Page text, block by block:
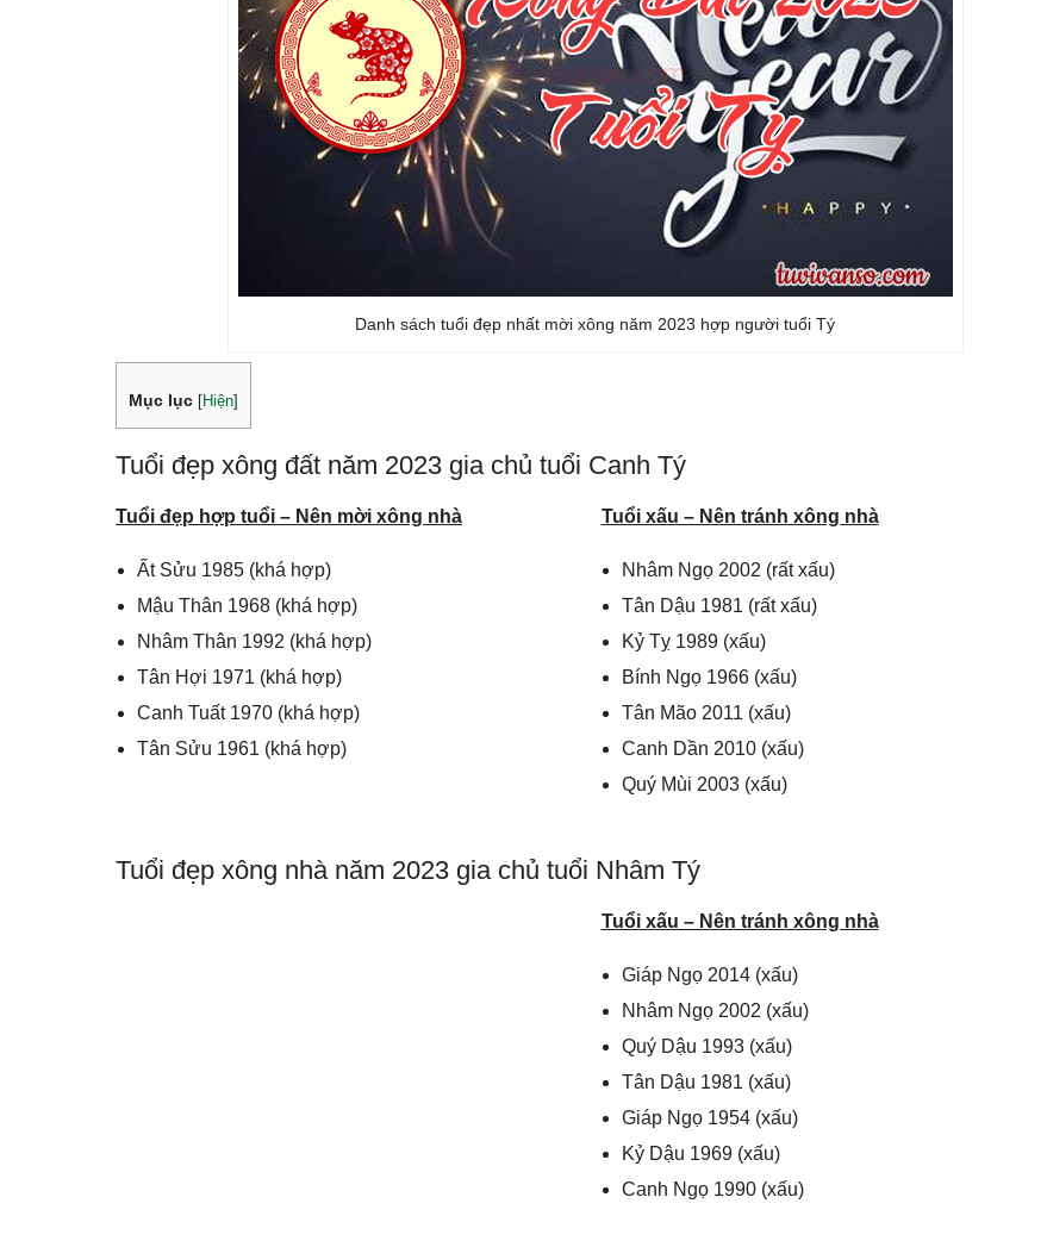
Danh sách tuổi đẹp nhất mời xông năm 2023 hợp người tuổi Tý
Mục lục Hiện
Tuổi đẹp xông đất năm 2023 gia chủ tuổi Canh Tý
Tuổi đẹp hợp tuổi – Nên mời xông nhà
Ất Sửu 1985 (khá hợp)
Mậu Thân 1968 (khá hợp)
Nhâm Thân 1992 (khá hợp)
Tân Hợi 1971 (khá hợp)
Canh Tuất 1970 (khá hợp)
Tân Sửu 1961 (khá hợp)
Tuổi xấu – Nên tránh xông nhà
Nhâm Ngọ 2002 (rất xấu)
Tân Dậu 1981 (rất xấu)
Kỷ Tỵ 1989 (xấu)
Bính Ngọ 1966 (xấu)
Tân Mão 2011 (xấu)
Canh Dần 2010 (xấu)
Quý Mùi 2003 (xấu)
Tuổi đẹp xông nhà năm 2023 gia chủ tuổi Nhâm Tý
Tuổi xấu – Nên tránh xông nhà
Giáp Ngọ 2014 (xấu)
Nhâm Ngọ 2002 (xấu)
Quý Dậu 1993 (xấu)
Tân Dậu 1981 (xấu)
Giáp Ngọ 1954 (xấu)
Kỷ Dậu 1969 (xấu)
Canh Ngọ 1990 (xấu)